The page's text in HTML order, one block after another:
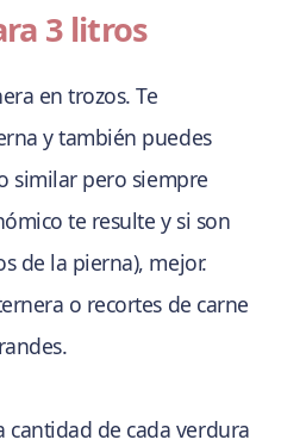
3 litros
en trozos. Te
y también puedes
similar pero siempre
te resulte y si son
de la pierna), mejor.
o recortes de carne
cantidad de cada verdura